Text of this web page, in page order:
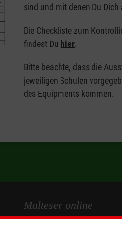
sind und mit denen Du Dich
Die Checkliste zum
findest Du hier.
Bitte beachte, dass die
jeweiligen Schulen
des Equipments kommen.
Malteser online